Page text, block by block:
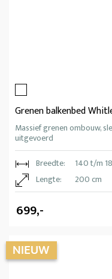
Grenen balkenbed
Massief grenen ombouw,
uitgevoerd
Breedte:
140 t/m
Lengte:
200 cm
699,-